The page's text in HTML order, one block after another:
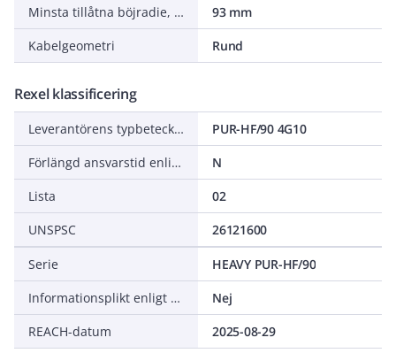
Minsta tillåtna böjradie, stationär tillämpning/permanent installation
93 mm
Kabelgeometri
Rund
Rexel klassificering
Leverantörens typbeteckning
PUR-HF/90 4G10
Förlängd ansvarstid enligt ALEM-09
N
Lista
02
UNSPSC
26121600
Serie
HEAVY PUR-HF/90
Informationsplikt enligt REACH
Nej
REACH-datum
2025-08-29